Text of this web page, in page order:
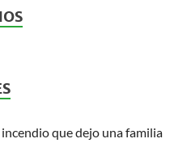
que dejo una familia